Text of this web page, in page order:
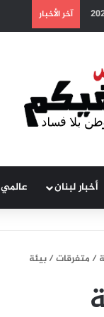
آخر الأخبار
أخبار لبنان عالمي
/متفرقات/بيئة